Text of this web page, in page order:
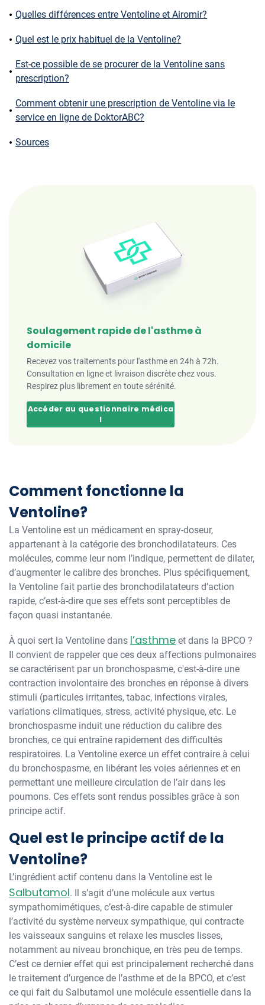
Quelles différences entre Ventoline et Airomir?
Quel est le prix habituel de la Ventoline?
Est-ce possible de se procurer de la Ventoline sans
prescription?
Comment obtenir une prescription de Ventoline via le
service en ligne de DoktorABC?
Sources
Soulagement rapide de l'asthme à
domicile
Recevez vos traitements pour l'asthme en 24h à 72h.
Consultation en ligne et livraison discrète chez vous.
Respirez plus librement en toute sérénité.
Accéder au questionnaire médica
l
Comment fonctionne la
Ventoline?
La Ventoline est un médicament en spray-doseur,
appartenant à la catégorie des bronchodilatateurs. Ces
molécules, comme leur nom l’indique, permettent de dilater,
d’augmenter le calibre des bronches. Plus spécifiquement,
la Ventoline fait partie des bronchodilatateurs d’action
rapide, c’est-à-dire que ses effets sont perceptibles de
façon quasi instantanée.
À quoi sert la Ventoline dans l’asthme et dans la BPCO ?
Il convient de rappeler que ces deux affections pulmonaires
se caractérisent par un bronchospasme, c'est-à-dire une
contraction involontaire des bronches en réponse à divers
stimuli (particules irritantes, tabac, infections virales,
variations climatiques, stress, activité physique, etc. Le
bronchospasme induit une réduction du calibre des
bronches, ce qui entraîne rapidement des difficultés
respiratoires. La Ventoline exerce un effet contraire à celui
du bronchospasme, en libérant les voies aériennes et en
permettant une meilleure circulation de l’air dans les
poumons. Ces effets sont rendus possibles grâce à son
principe actif.
Quel est le principe actif de la
Ventoline?
L’ingrédient actif contenu dans la Ventoline est le
Salbutamol. Il s’agit d’une molécule aux vertus
sympathomimétiques, c’est-à-dire capable de stimuler
l’activité du système nerveux sympathique, qui contracte
les vaisseaux sanguins et relaxe les muscles lisses,
notamment au niveau bronchique, en très peu de temps.
C’est ce dernier effet qui est principalement recherché dans
le traitement d’urgence de l’asthme et de la BPCO, et c’est
ce qui fait du Salbutamol une molécule essentielle dans la